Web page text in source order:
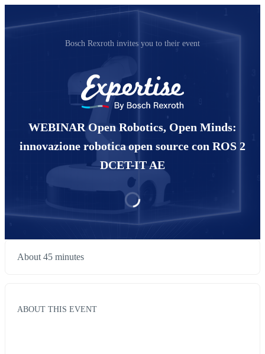
Bosch Rexroth invites you to their event
WEBINAR Open Robotics, Open Minds:
innovazione robotica open source con ROS 2
DCET-IT AE
About 45 minutes
ABOUT THIS EVENT